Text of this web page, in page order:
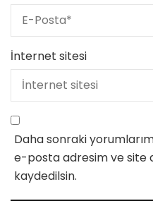
İnternet sitesi
Daha sonraki
e-posta adresim ve site
kaydedilsin.